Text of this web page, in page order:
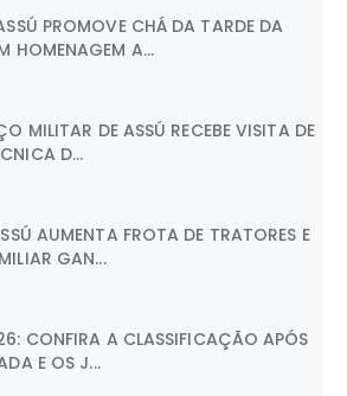
PROMOVE CHÁ DA TARDE DA
HOMENAGEM A...
MILITAR DE ASSÚ RECEBE VISITA DE
D...
AUMENTA FROTA DE TRATORES E
GAN...
CONFIRA A CLASSIFICAÇÃO APÓS
E OS J...